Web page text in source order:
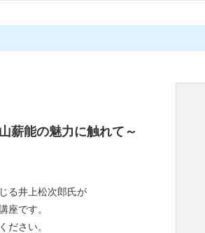
薪能の魅力に触れて～
る井上松次郎氏が
座です。
ださい。